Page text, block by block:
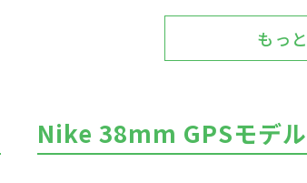
もっ
Nike 38mm GPSモデル